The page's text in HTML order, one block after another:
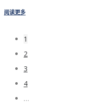
阅读更多
1
2
3
4
…